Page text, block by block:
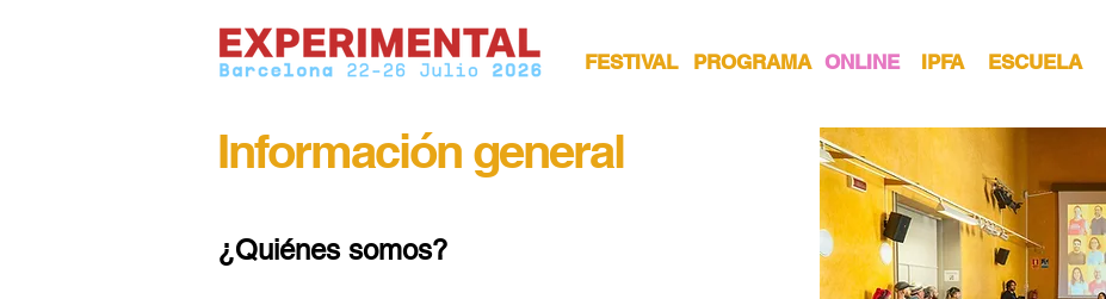
FESTIVAL PROGRAMA ESCUELA
IPFA
ONLINE
Información general
¿Quiénes somos?